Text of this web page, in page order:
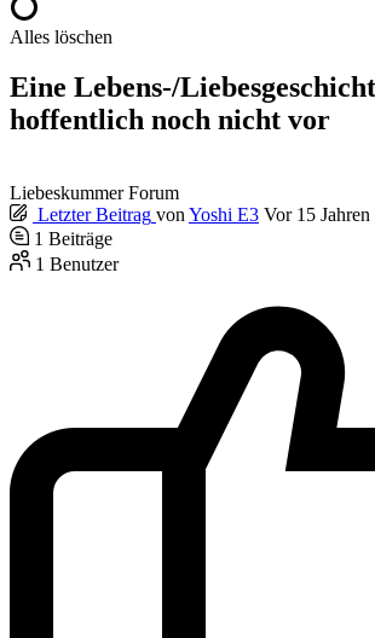
Alles löschen
Eine Lebens-/
hoffentlich noch nicht vor
Liebeskummer Forum
Letzter Beitrag von Yoshi E3 Vor 15 Jahren
1 Beiträge
1 Benutzer